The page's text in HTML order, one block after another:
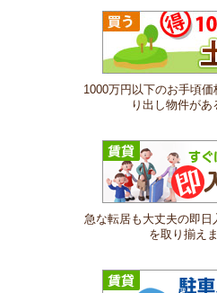
1000万円以下のお手頃
り出し物件があ
急な転居も大丈夫の即日
を取り揃えま